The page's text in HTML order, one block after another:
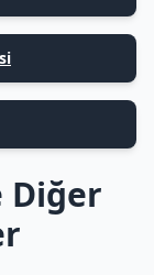
Diğer